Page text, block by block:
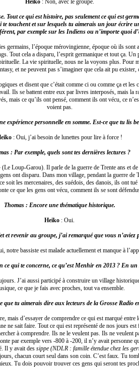
Heiko : Non, avec le groupe.
Tout ce qui est histoire, pas seulement ce qui est
te touchent et sur lesquels tu aimerais un jour écrire
par exemple sur les Indiens ou n’importe quoi
germains, l’époque mérovingienne, époque où ils
Tout cela a disparu, l’esprit germanique et tout ça. Un
La vie spirituelle, nous ne la voyons plus. Pour
et ne peuvent pas s’imaginer que cela ait pu exister,
et disent que c’était comme ci ou comme ça et les
Ils se battent entre eux par livres interposés, mais la
mais ce qu’ils ont pensé, comment ils ont vécu, ce
voient pas.
expérience personnelle en somme. Est-ce que tu lis
: Oui, j’ai besoin de lunettes pour lire à force !
: Par exemple, quels sont tes dernières lectures ?
Loup-Garou). Il parle de la guerre de Trente ans et
ont disparu. Dans mon village, pendant la guerre de
soit les mercenaires, des suédois, des danois, ils ont
ce que les gens ont vécu, comment ils se sont
Thomas : Encore une thématique historique.
Heiko : Oui.
et revenir au groupe, j’ai remarqué que vous n’aviez
notre bassiste est malade actuellement et manque à
ce qui te concerne, ce qu’est Menhir en 2013 ? En
J’ai aussi participé à construire un village
ce que je fais avec proches, tout va ensemble.
que tu aimerais dire aux lecteurs de la Grosse Radio
mais d’essayer de comprendre ce qui est marqué entre
ne sait faire. Tout ce qui est représenté de nos jours est
à comprendre. Ils ne le veulent pas. Ils ne veulent
par exemple vers -800 à -200, il n’y avait personne
Il y avait dessippe (NDLR : famille étendue chez les
chacun court seul dans son coin. C’est faux. Tu
Tu dois pouvoir trouver ces gens qui seront tes